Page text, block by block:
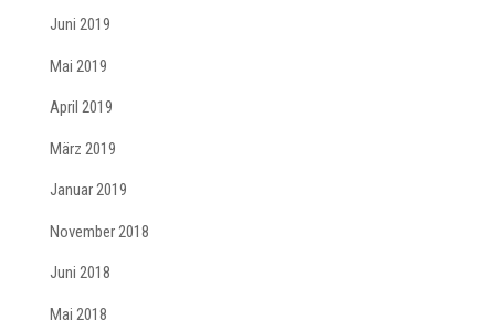
Juni 2019
Mai 2019
April 2019
März 2019
Januar 2019
November 2018
Juni 2018
Mai 2018